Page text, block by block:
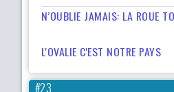
N’OUBLIE JAMAIS: LA ROUE
L'OVALIE C'EST NOTRE PAYS
#23